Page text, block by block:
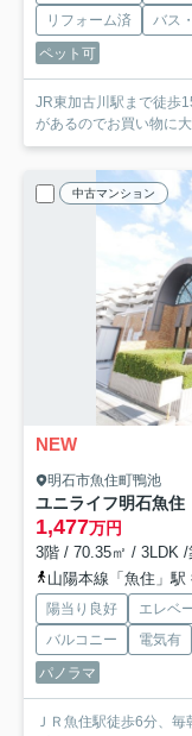
リフォーム済
バス
ペット可
JR東加古川駅まで徒歩
があるのでお買い物に
中古マンション
NEW
明石市魚住町鴨池
ユニライフ明石魚
1,477万円
3階 / 70.35㎡ / 3LDK /
山陽本線「魚住」駅
陽当り良好 エレベ
バルコニー
電気有
パノラマ
ＪＲ魚住駅徒歩6分、